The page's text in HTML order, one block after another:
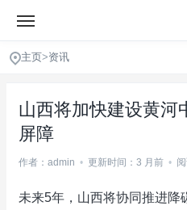
主页>资讯
山西将加快建设黄河
屏障
作者：admin • 更新时间：3 月前 •
未来5年，山西将协同推进降